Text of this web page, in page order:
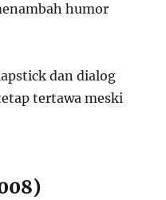
humor
dan dialog
tertawa meski